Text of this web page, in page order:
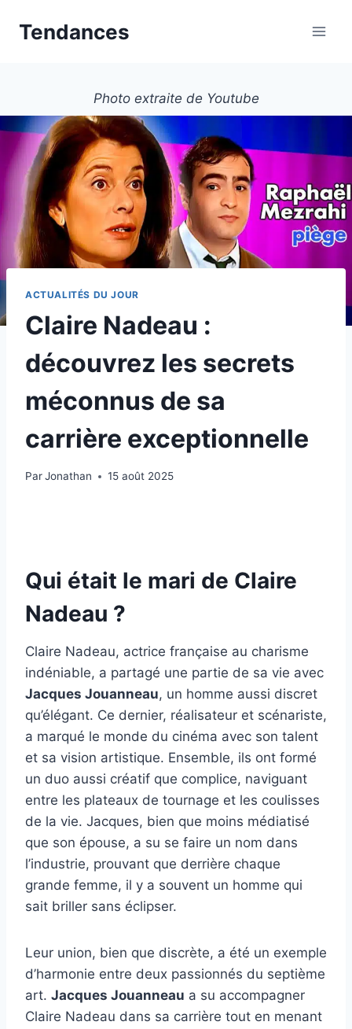
Tendances
Photo extraite de Youtube
ACTUALITÉS DU JOUR
Claire Nadeau :
découvrez les secrets
méconnus de sa
carrière exceptionnelle
ParJonathan 15 août 2025
Qui était le mari de Claire
Nadeau ?
Claire Nadeau, actrice française au charisme
indéniable, a partagé une partie de sa vie avec
Jacques Jouanneau, un homme aussi discret
qu’élégant. Ce dernier, réalisateur et scénariste,
a marqué le monde du cinéma avec son talent
et sa vision artistique. Ensemble, ils ont formé
un duo aussi créatif que complice, naviguant
entre les plateaux de tournage et les coulisses
de la vie. Jacques, bien que moins médiatisé
que son épouse, a su se faire un nom dans
l’industrie, prouvant que derrière chaque
grande femme, il y a souvent un homme qui
sait briller sans éclipser.
Leur union, bien que discrète, a été un exemple
d’harmonie entre deux passionnés du septième
art. Jacques Jouanneau a su accompagner
Claire Nadeau dans sa carrière tout en menant